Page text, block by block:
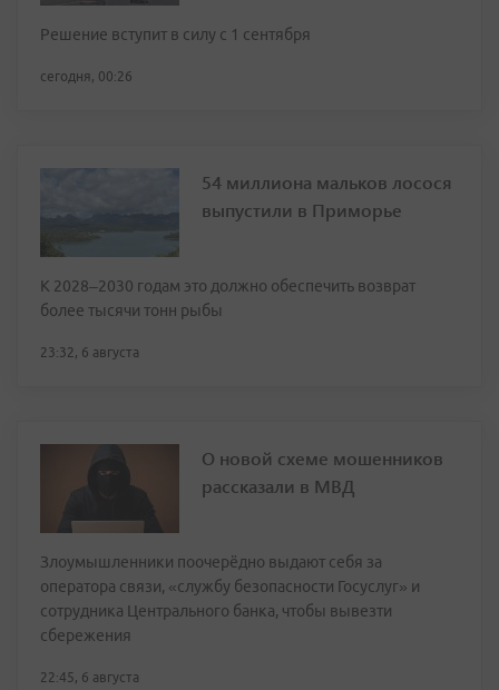
Решение вступит в силу с 1 сентября
сегодня, 00:26
54 миллиона мальков лосося
выпустили в Приморье
К 2028–2030 годам это должно обеспечить возврат
более тысячи тонн рыбы
23:32, 6 августа
О новой схеме мошенников
рассказали в МВД
Злоумышленники поочерёдно выдают себя за
оператора связи, «службу безопасности Госуслуг» и
сотрудника Центрального банка, чтобы вывезти
сбережения
22:45, 6 августа